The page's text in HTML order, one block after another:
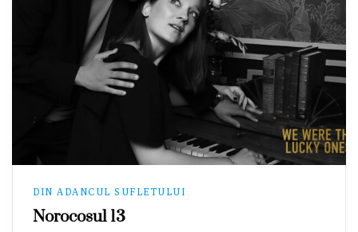
DIN ADANCUL SUFLETULUI
Norocosul 13